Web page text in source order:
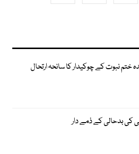
ختم نبوت کے چوکیدار کا سانحہ ارتحال
کی بدحالی کے ذمے دار